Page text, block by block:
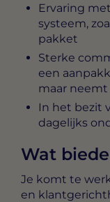
Ervaring
systeem,
pakket
Sterke
een
maar
In het bezit
dagelijks
Wat
Je komt te
en